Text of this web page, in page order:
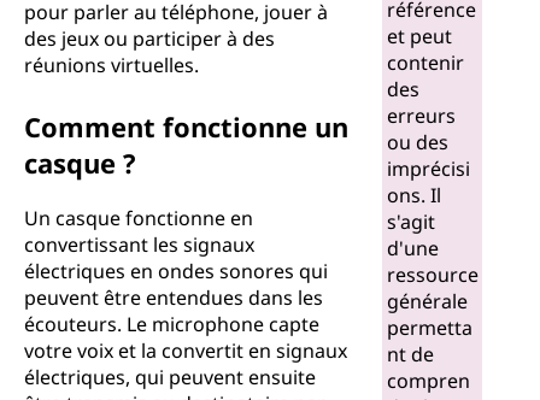
pour parler au téléphone, jouer à
des jeux ou participer à des
réunions virtuelles.
Comment fonctionne un
casque ?
Un casque fonctionne en
convertissant les signaux
électriques en ondes sonores qui
peuvent être entendues dans les
écouteurs. Le microphone capte
votre voix et la convertit en signaux
électriques, qui peuvent ensuite
référence
et peut
contenir
des
erreurs
ou des
imprécisi
ons. Il
s'agit
d'une
ressource
générale
permetta
nt de
compren